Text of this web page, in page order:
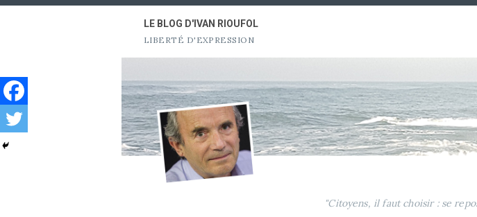
Aller
LE BLOG D'IVAN RIOUFOL
LIBERTÉ D'EXPRESSION
"Citoyens, il faut choisir : se